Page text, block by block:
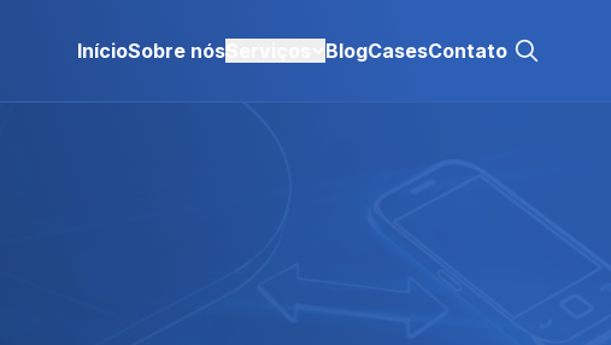
InícioSobre nósServiços BlogCasesContato